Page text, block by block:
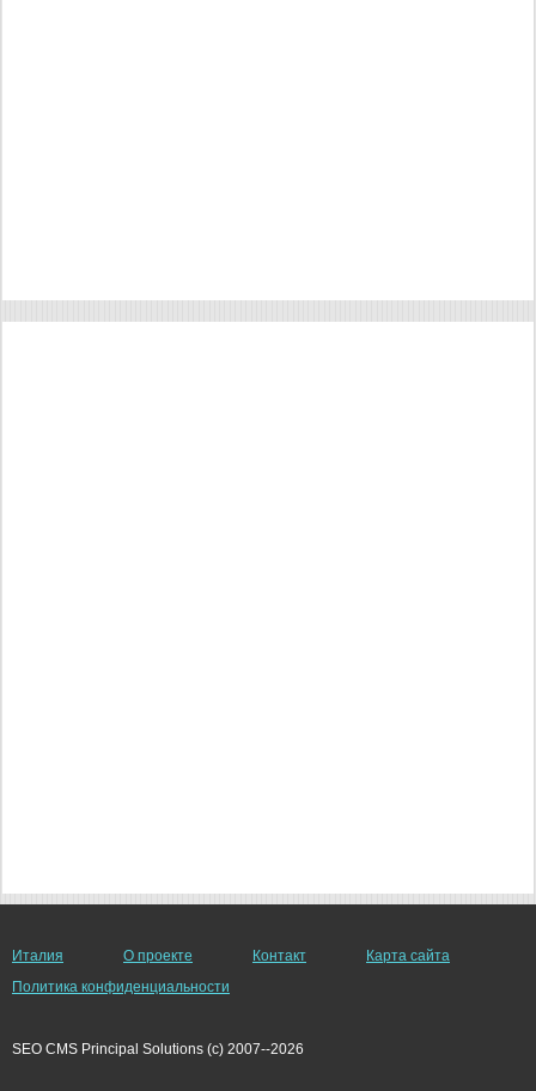
Италия О проекте Контакт
Карта сайта
Политика конфиденциальности
SEO CMS Principal Solutions (c) 2007--2026